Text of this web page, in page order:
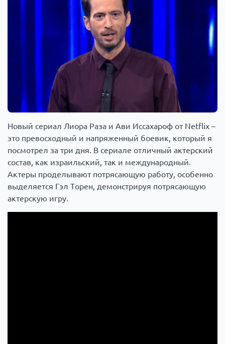
Новый сериал Лиора Раза и Ави Иссахароф от Netflix –
это превосходный и напряженный боевик, который я
посмотрел за три дня. В сериале отличный актерский
состав, как израильский, так и международный.
Актеры проделывают потрясающую работу, особенно
выделяется Гэл Торен, демонстрируя потрясающую
актерскую игру.